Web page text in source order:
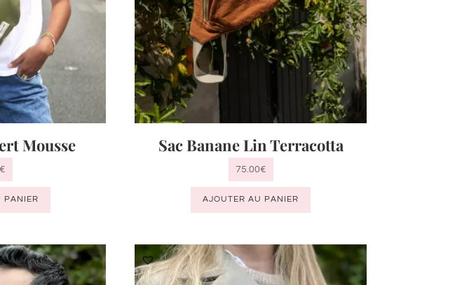
Mousse
€
PANIER
Sac Banane Lin Terracotta
75.00€
AJOUTER AU PANIER